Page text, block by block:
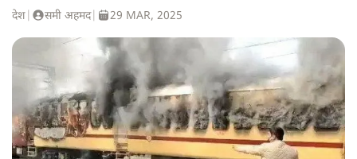
देश समी अहमद| 29 MAR, 2025